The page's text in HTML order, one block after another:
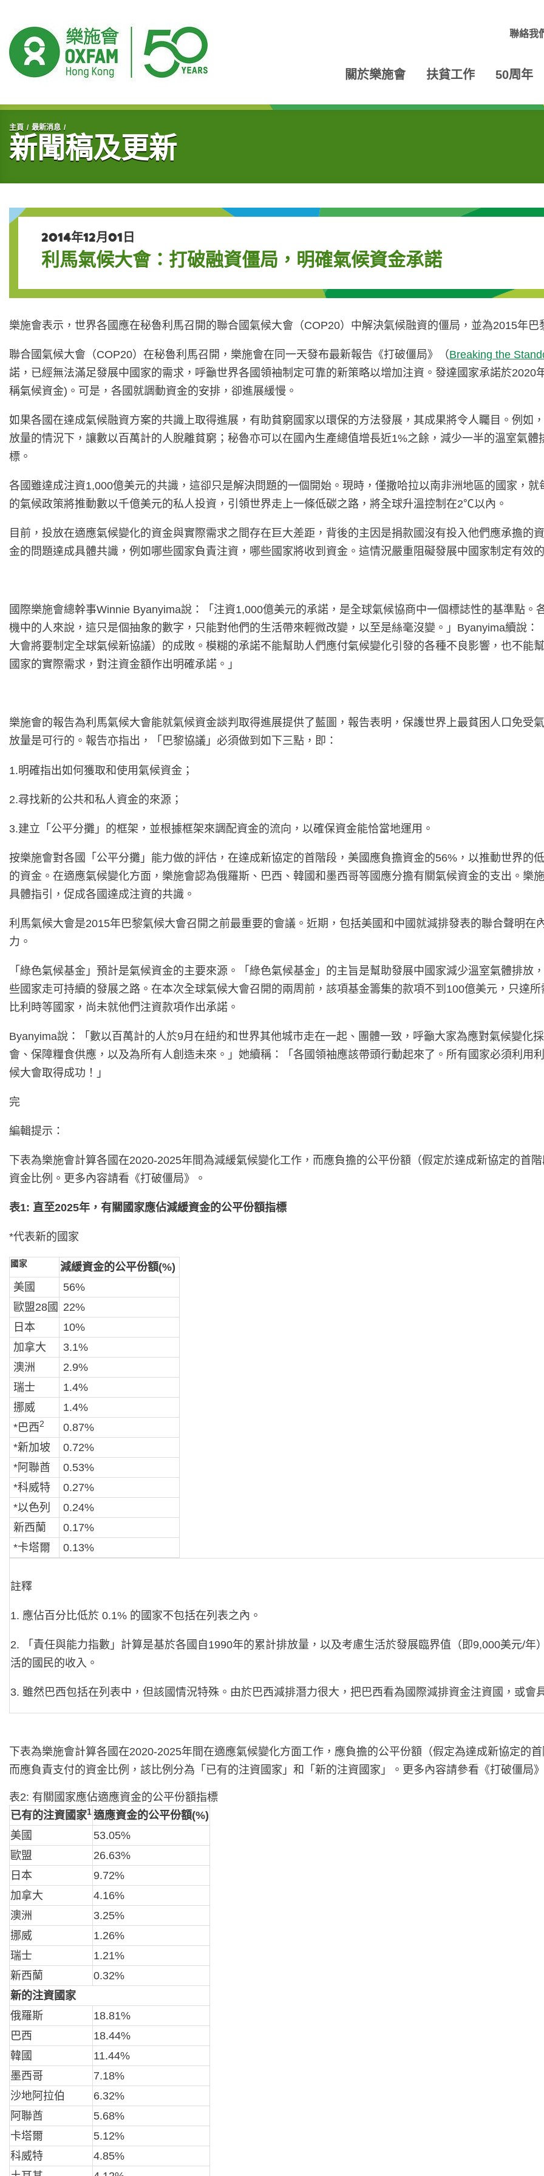
聯絡我
關於樂施會 扶貧工作 50周年
開始主要內容
主頁 最新消息
新聞稿及更新
2014年12月01日
利馬氣候大會：打破融資僵局，明確氣候資金承諾
樂施會表示，世界各國應在秘魯利馬召開的聯合國氣候大會（COP20）中解決氣候融資的僵局，並為2015年巴
聯合國氣候大會（COP20）在秘魯利馬召開，樂施會在同一天發布最新報告《打破僵局》（Breaking the
諾，已經無法滿足發展中國家的需求，呼籲世界各國領袖制定可靠的新策略以增加注資。發達國家承諾於
稱氣候資金)。可是，各國就調動資金的安排，卻進展緩慢。
如果各國在達成氣候融資方案的共識上取得進展，有助貧窮國家以環保的方法發展，其成果將令人矚目。例如
放量的情況下，讓數以百萬計的人脫離貧窮；秘魯亦可以在國內生產總值增長近1%之餘，減少一半的溫室氣
標。
各國雖達成注資1,000億美元的共識，這卻只是解決問題的一個開始。現時，僅撒哈拉以南非洲地區的國家，
的氣候政策將推動數以千億美元的私人投資，引領世界走上一條低碳之路，將全球升溫控制在2℃以內。
目前，投放在適應氣候變化的資金與實際需求之間存在巨大差距，背後的主因是捐款國沒有投入他們應承擔的
金的問題達成具體共識，例如哪些國家負責注資，哪些國家將收到資金。這情況嚴重阻礙發展中國家制定有效
國際樂施會總幹事Winnie Byanyima說：「注資1,000億美元的承諾，是全球氣候協商中一個標誌性的基準點
機中的人來說，這只是個抽象的數字，只能對他們的生活帶來輕微改變，以至是絲毫沒變。」Byanyima續說
大會將要制定全球氣候新協議）的成敗。模糊的承諾不能幫助人們應付氣候變化引發的各種不良影響，也不能
國家的實際需求，對注資金額作出明確承諾。」
樂施會的報告為利馬氣候大會能就氣候資金談判取得進展提供了藍圖，報告表明，保護世界上最貧困人口免受
放量是可行的。報告亦指出，「巴黎協議」必須做到如下三點，即：
1.明確指出如何獲取和使用氣候資金；
2.尋找新的公共和私人資金的來源；
3.建立「公平分攤」的框架，並根據框架來調配資金的流向，以確保資金能恰當地運用。
按樂施會對各國「公平分攤」能力做的評估，在達成新協定的首階段，美國應負擔資金的56%，以推動世界的
的資金。在適應氣候變化方面，樂施會認為俄羅斯、巴西、韓國和墨西哥等國應分擔有關氣候資金的支出。樂
具體指引，促成各國達成注資的共識。
利馬氣候大會是2015年巴黎氣候大會召開之前最重要的會議。近期，包括美國和中國就減排發表的聯合聲明
力。
「綠色氣候基金」預計是氣候資金的主要來源。「綠色氣候基金」的主旨是幫助發展中國家減少溫室氣體排放
些國家走可持續的發展之路。在本次全球氣候大會召開的兩周前，該項基金籌集的款項不到100億美元，只達
比利時等國家，尚未就他們注資款項作出承諾。
Byanyima說：「數以百萬計的人於9月在紐約和世界其他城市走在一起、團體一致，呼籲大家為應對氣候變化
會、保障糧食供應，以及為所有人創造未來。」她續稱：「各國領袖應該帶頭行動起來了。所有國家必須利用
候大會取得成功！」
完
編輯提示：
下表為樂施會計算各國在2020-2025年間為減緩氣候變化工作，而應負擔的公平份額（假定於達成新協定的首
資金比例。更多內容請看《打破僵局》。
表1: 直至2025年，有關國家應佔減緩資金的公平份額指標
*代表新的國家
國家
減緩資金的公平份額(%)
美國
56%
歐盟28國 22%
日本
10%
加拿大
3.1%
澳洲
2.9%
瑞士
1.4%
挪威
1.4%
*巴西2
0.87%
*新加坡
0.72%
*阿聯酋
0.53%
*科威特
0.27%
*以色列
0.24%
新西蘭
0.17%
*卡塔爾
0.13%
註釋
1. 應佔百分比低於 0.1% 的國家不包括在列表之內。
2. 「責任與能力指數」計算是基於各國自1990年的累計排放量，以及考慮生活於發展臨界值（即9,000美元/
活的國民的收入。
3. 雖然巴西包括在列表中，但該國情況特殊。由於巴西減排潛力很大，把巴西看為國際減排資金注資國，或會
下表為樂施會計算各國在2020-2025年間在適應氣候變化方面工作，應負擔的公平份額（假定為達成新協定的
而應負責支付的資金比例，該比例分為「已有的注資國家」和「新的注資國家」。更多內容請參看《打破僵局》
表2: 有關國家應佔適應資金的公平份額指標
已有的注資國家1 適應資金的公平份額(%)
美國
53.05%
歐盟
26.63%
日本
9.72%
加拿大
4.16%
澳洲
3.25%
挪威
1.26%
瑞士
1.21%
新西蘭
0.32%
新的注資國家
俄羅斯
18.81%
巴西
18.44%
韓國
11.44%
墨西哥
7.18%
沙地阿拉伯
6.32%
阿聯酋
5.68%
卡塔爾
5.12%
科威特
4.85%